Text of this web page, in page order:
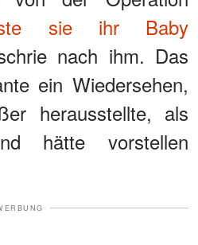
sie ihr Baby
nach ihm. Das
ein Wiedersehen,
herausstellte, als
hätte vorstellen